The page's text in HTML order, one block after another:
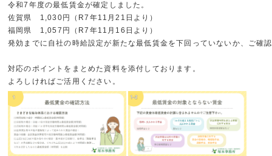
令和7年度の最低賃金が確定しました。
佐賀県 1,030円（R7年11月21日より）
福岡県 1,057円（R7年11月16日より）
発効までに自社の時給設定が新たな最低賃金を下回っていないか、ご確認
対応のポイントをまとめた資料を添付しております。
よろしければご活用ください。